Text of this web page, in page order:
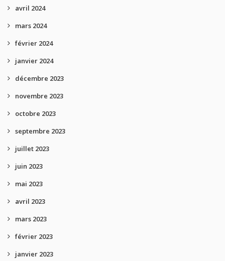
avril 2024
mars 2024
février 2024
janvier 2024
décembre 2023
novembre 2023
octobre 2023
septembre 2023
juillet 2023
juin 2023
mai 2023
avril 2023
mars 2023
février 2023
janvier 2023